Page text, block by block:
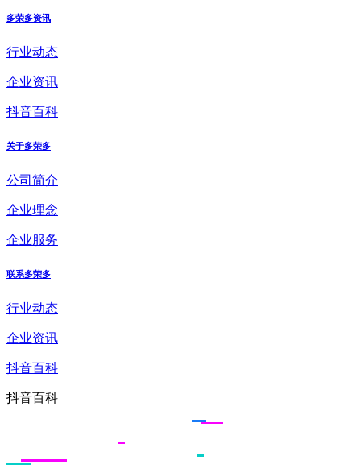
多荣多资讯
行业动态
企业资讯
抖音百科
关于多荣多
公司简介
企业理念
企业服务
联系多荣多
行业动态
企业资讯
抖音百科
抖音百科